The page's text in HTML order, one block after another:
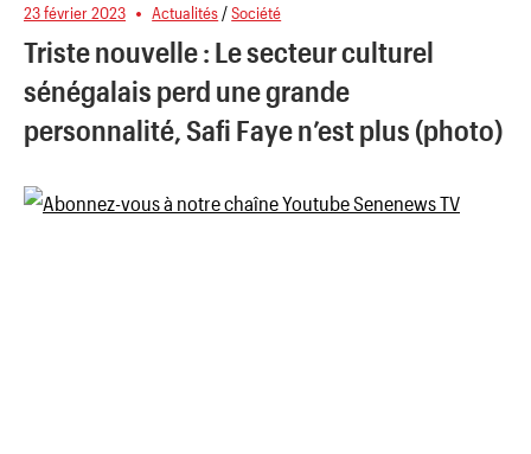
23 février 2023 Actualités /Société
Triste nouvelle : Le secteur culturel
sénégalais perd une grande
personnalité, Safi Faye n’est plus (photo)